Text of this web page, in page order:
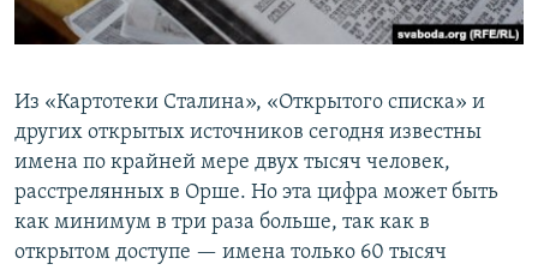
Из «Картотеки Сталина», «Открытого списка» и
других открытых источников сегодня известны
имена по крайней мере двух тысяч человек,
расстрелянных в Орше. Но эта цифра может быть
как минимум в три раза больше, так как в
открытом доступе — имена только 60 тысяч